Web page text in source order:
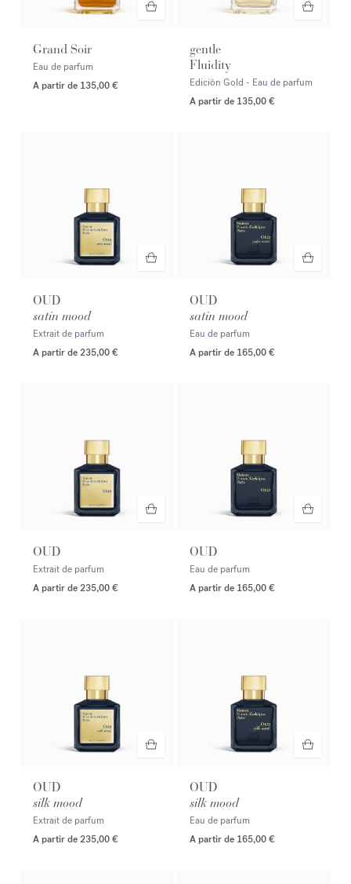
Grand Soir
Eau de parfum
A partir de 135,00 €
gentle
Fluidity
Edición Gold - Eau de parfum
A partir de 135,00 €
OUD
satin mood
Extrait de parfum
A partir de 235,00 €
OUD
satin mood
Eau de parfum
A partir de 165,00 €
OUD
Extrait de parfum
A partir de 235,00 €
OUD
Eau de parfum
A partir de 165,00 €
OUD
silk mood
Extrait de parfum
A partir de 235,00 €
OUD
silk mood
Eau de parfum
A partir de 165,00 €